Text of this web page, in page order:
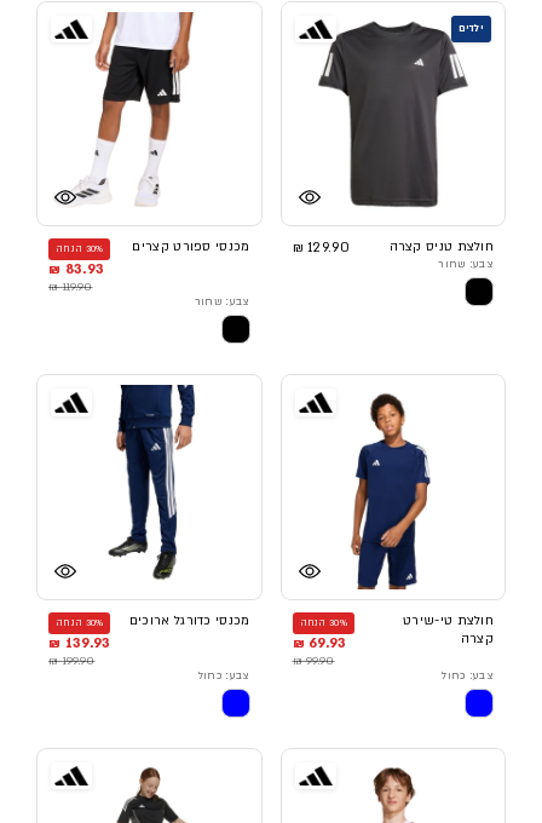
ילדים
חולצת טניס קצרה 129.90 ₪
צבע: שחור
מכנסי ספורט קצרים 30% הנחה
83.93 ₪
119.90 ₪
צבע: שחור
חולצת טי-שירט
קצרה
30% הנחה
69.93 ₪
99.90 ₪
צבע: כחול
מכנסי כדורגל ארוכים 30% הנחה
139.93 ₪
199.90 ₪
צבע: כחול